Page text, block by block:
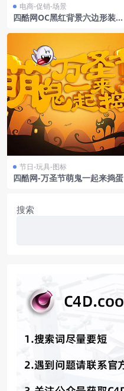
电商-促销-场景
四酷网OC黑红背景六边形装置
节日-玩具-图标
四酷网-万圣节萌鬼一起来捣蛋
搜索